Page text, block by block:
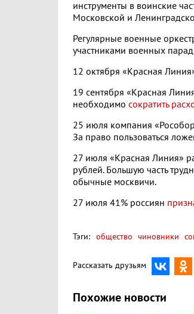
инструменты в воинские
Московской и
Регулярные военные
участниками военных
12 октября «Красная
19 сентября «Красная
необходимо сократить
25 июля компания
За право пользоваться
27 июля «Красная Линия»
рублей. Большую часть
обычные москвичи.
27 июля 41% россиян
Тэги: общество чиновники
Рассказать друзьям
Похожие новости